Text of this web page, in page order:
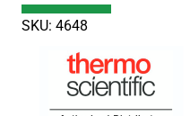
SKU: 4648